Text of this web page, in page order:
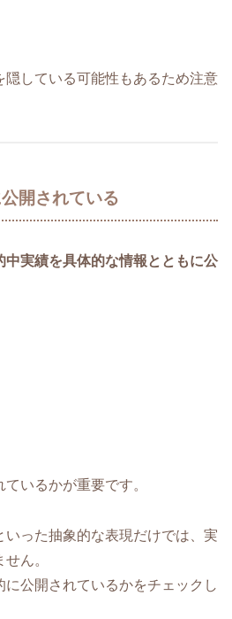
隠している可能性もあるため注意
開されている
中実績を具体的な情報とともに公
いるかが重要です。
った抽象的な表現だけでは、実
ん。
公開されているかをチェックし